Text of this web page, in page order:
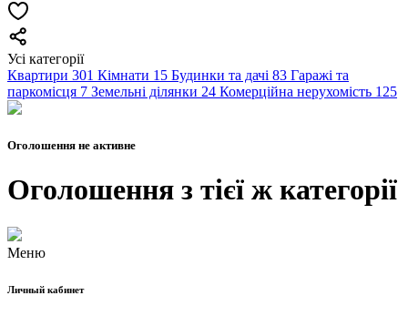
Усі категорії
Квартири 301 Кімнати 15 Будинки та дачі 83 Гаражі та
паркомісця 7 Земельні ділянки 24 Комерційна нерухомість 125
Оголошення не активне
Оголошення з тієї ж категорії
Меню
Личный кабинет